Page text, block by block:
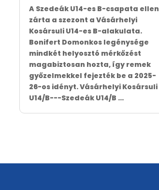
A Szedeák U14-es B-csapata ellen
zárta a szezont a Vásárhelyi
Kosársuli U14-es B-alakulata.
Bonifert Domonkos legénysége
mindkét helyosztó mérkőzést
magabiztosan hozta, így remek
győzelmekkel fejezték be a 2025-
26-os idényt. Vásárhelyi Kosársuli
U14/B---Szedeák U14/B ...